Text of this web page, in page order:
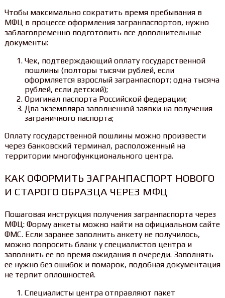
Чтобы максимально сократить время пребывания в
МФЦ в процессе оформления загранпаспортов, нужно
заблаговременно подготовить все дополнительные
документы:
Чек, подтверждающий оплату государственной
пошлины (полторы тысячи рублей, если
оформляется взрослый загранпаспорт; одна тысяча
рублей, если детский);
Оригинал паспорта Российской федерации;
Два экземпляра заполненной заявки на получения
заграничного паспорта;
Оплату государственной пошлины можно произвести
через банковский терминал, расположенный на
территории многофункционального центра.
КАК ОФОРМИТЬ ЗАГРАНПАСПОРТ НОВОГО
И СТАРОГО ОБРАЗЦА ЧЕРЕЗ МФЦ
Пошаговая инструкция получения загранпаспорта через
МФЦ: Форму анкеты можно найти на официальном сайте
ФМС. Если заранее заполнить анкету не получилось,
можно попросить бланк у специалистов центра и
заполнить ее во время ожидания в очереди. Заполнять
ее нужно без ошибок и помарок, подобная документация
не терпит оплошностей.
Специалисты центра отправляют пакет